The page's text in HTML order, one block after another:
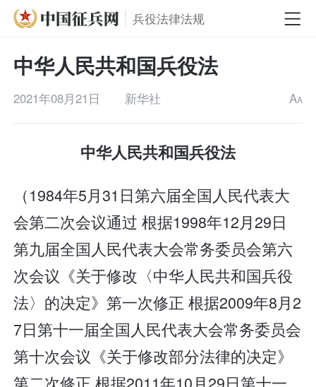
兵役法律法规
中华人民共和国兵役法
2021年08月21日 新华社 AA
中华人民共和国兵役法
（1984年5月31日第六届全国人民代表大
会第二次会议通过 根据1998年12月29日
第九届全国人民代表大会常务委员会第六
次会议《关于修改〈中华人民共和国兵役
法〉的决定》第一次修正 根据2009年8月2
7日第十一届全国人民代表大会常务委员会
第十次会议《关于修改部分法律的决定》
第二次修正 根据2011年10月29日第十一